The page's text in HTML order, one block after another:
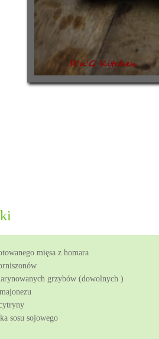
mięsa z homara
grzybów (dowolnych )
sosu sojowego